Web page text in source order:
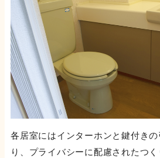
各居室にはインターホンと鍵付き
り、プライバシーに配慮されたつ